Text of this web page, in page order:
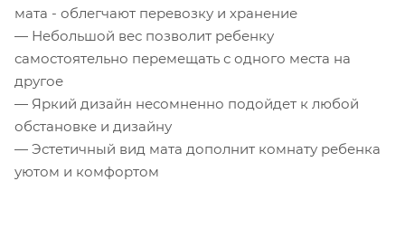
мата - облегчают перевозку и хранение
— Небольшой вес позволит ребенку
самостоятельно перемещать с одного места на
другое
— Яркий дизайн несомненно подойдет к любой
обстановке и дизайну
— Эстетичный вид мата дополнит комнату ребенка
уютом и комфортом